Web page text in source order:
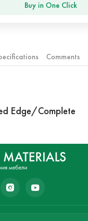
Buy in One Click
Comments
Edge/Complete